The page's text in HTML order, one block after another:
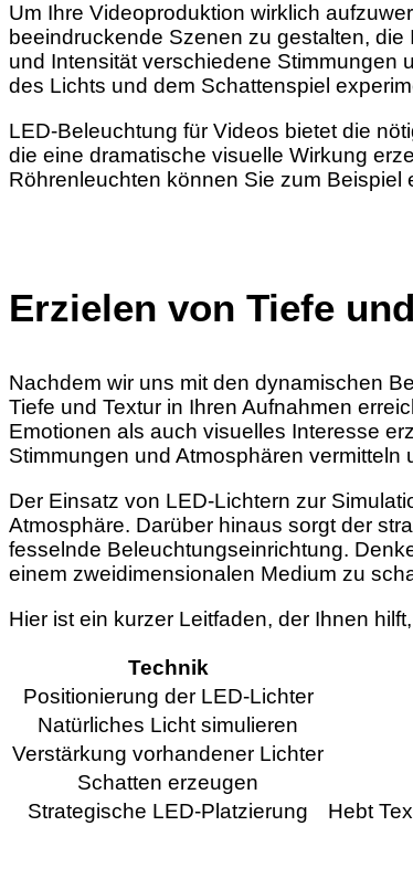
Um Ihre Videoproduktion wirklich
beeindruckende Szenen zu gestalten,
und Intensität verschiedene Stimmungen
des Lichts und dem Schattenspiel
LED-Beleuchtung für Videos bietet die
die eine dramatische visuelle Wirkung
Röhrenleuchten können Sie zum
Erzielen von Tiefe
Nachdem wir uns mit den dynamischen
Tiefe und Textur in Ihren Aufnahmen
Emotionen als auch visuelles Interesse
Stimmungen und Atmosphären
Der Einsatz von LED-Lichtern zur
Atmosphäre. Darüber hinaus sorgt der
fesselnde Beleuchtungseinrichtung.
einem zweidimensionalen Medium zu
Hier ist ein kurzer Leitfaden, der Ihnen
Technik
Positionierung der LED-Lichter
Natürliches Licht simulieren
Verstärkung vorhandener Lichter
Schatten erzeugen
Strategische LED-Platzierung
Hebt